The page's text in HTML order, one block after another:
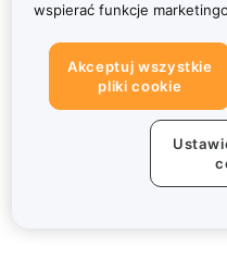
wspierać funkcje
Akceptuj wszystkie
pliki cookie